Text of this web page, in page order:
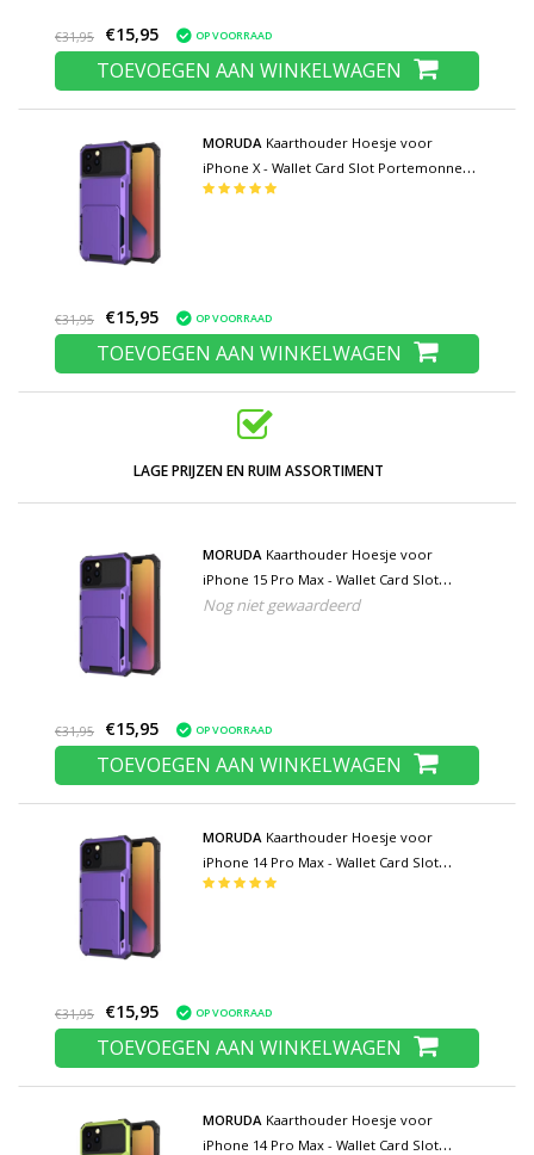
€31,95 €15,95 OP VOORRAAD
TOEVOEGEN AAN WINKELWAGEN
MORUDA Kaarthouder Hoesje voor
iPhone X - Wallet Card Slot Portemonnee
Flip Cover Case - Paars
€31,95 €15,95 OP VOORRAAD
TOEVOEGEN AAN WINKELWAGEN
LAGE PRIJZEN EN RUIM ASSORTIMENT
MORUDA Kaarthouder Hoesje voor
iPhone 15 Pro Max - Wallet Card Slot
Portemonnee Flip Cover Case - Paars
Nog niet gewaardeerd
€31,95 €15,95 OP VOORRAAD
TOEVOEGEN AAN WINKELWAGEN
MORUDA Kaarthouder Hoesje voor
iPhone 14 Pro Max - Wallet Card Slot
Portemonnee Flip Cover Case - Paars
€31,95 €15,95 OP VOORRAAD
TOEVOEGEN AAN WINKELWAGEN
MORUDA Kaarthouder Hoesje voor
iPhone 14 Pro Max - Wallet Card Slot